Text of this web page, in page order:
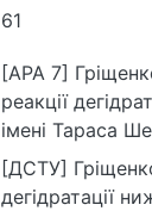
61
[APA 7]
реакції
імені Тараса
[ДСТУ]
дегідратації